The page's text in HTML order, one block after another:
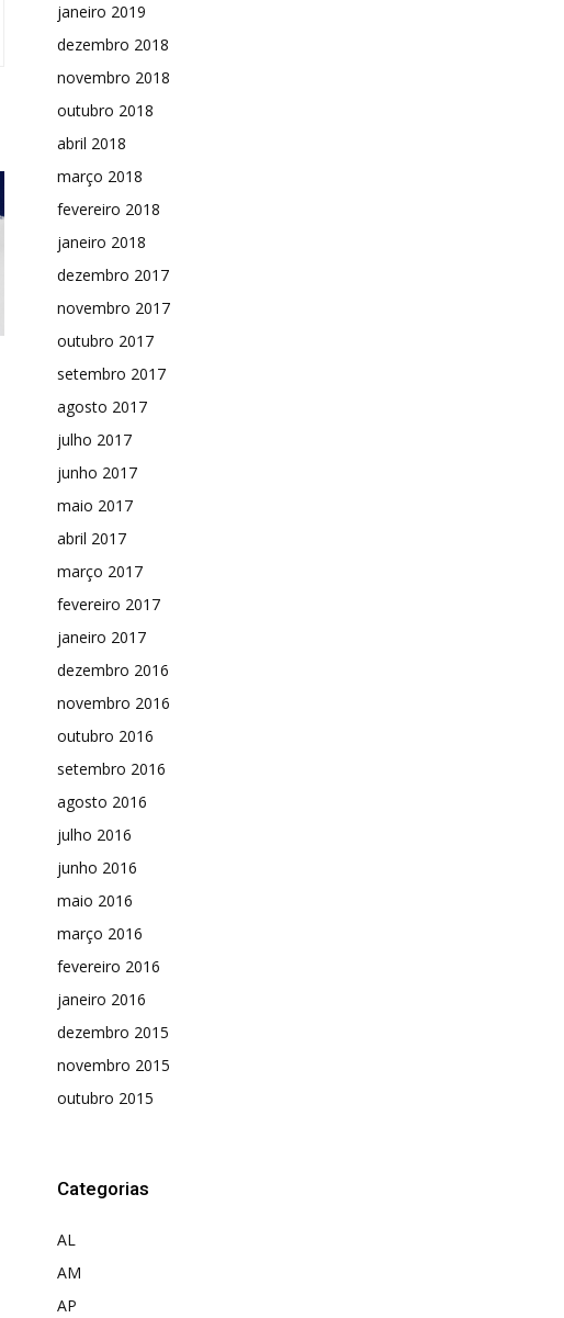
janeiro 2019
dezembro 2018
novembro 2018
outubro 2018
abril 2018
março 2018
fevereiro 2018
janeiro 2018
dezembro 2017
novembro 2017
outubro 2017
setembro 2017
agosto 2017
julho 2017
junho 2017
maio 2017
abril 2017
março 2017
fevereiro 2017
janeiro 2017
dezembro 2016
novembro 2016
outubro 2016
setembro 2016
agosto 2016
julho 2016
junho 2016
maio 2016
março 2016
fevereiro 2016
janeiro 2016
dezembro 2015
novembro 2015
outubro 2015
Categorias
AL
AM
AP